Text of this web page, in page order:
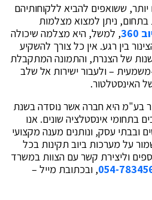
ששואפים להביא ללקוחותיהם
ניתן למצוא מצלמות
, למשל, היא מצלמה שיכולה
בין רגע. אין כל צורך להשקיע
של הצנרת, והתמונה המתקבלת
– ולעבור ישירות אל שלב
האינסטלטור.
בע"מ היא חברה אשר נוסדה בשנת
בתחומי אינסטלציה שונים. אנו
ובבתי עסק, ונותנים מענה מקצועי
על מערכות ביוב תקינות בכל
וליצירת קשר עם הצוות במשרד
054-, ובכתובת מייל –